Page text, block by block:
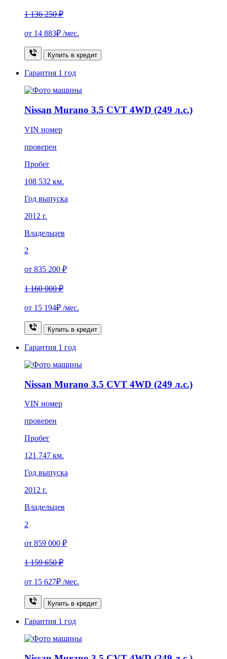
1 136 250 ₽
от 14 883₽ /мес.
Купить в кредит
Гарантия 1 год
Nissan Murano 3.5 CVT 4WD (249 л.с.)
VIN номер
проверен
Пробег
108 532 км.
Год выпуска
2012 г.
Владельцев
2
от 835 200 ₽
1 160 000 ₽
от 15 194₽ /мес.
Купить в кредит
Гарантия 1 год
Nissan Murano 3.5 CVT 4WD (249 л.с.)
VIN номер
проверен
Пробег
121 747 км.
Год выпуска
2012 г.
Владельцев
2
от 859 000 ₽
1 159 650 ₽
от 15 627₽ /мес.
Купить в кредит
Гарантия 1 год